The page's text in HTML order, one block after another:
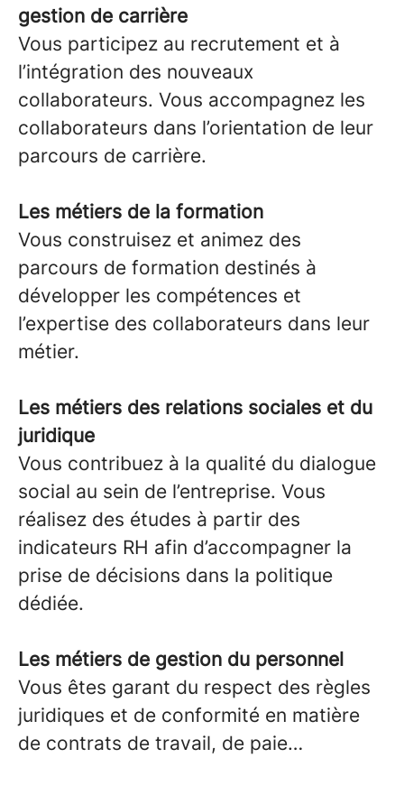
gestion de carrière
Vous participez au recrutement et à
l’intégration des nouveaux
collaborateurs. Vous accompagnez les
collaborateurs dans l’orientation de leur
parcours de carrière.
Les métiers de la formation
Vous construisez et animez des
parcours de formation destinés à
développer les compétences et
l’expertise des collaborateurs dans leur
métier.
Les métiers des relations sociales et du
juridique
Vous contribuez à la qualité du dialogue
social au sein de l’entreprise. Vous
réalisez des études à partir des
indicateurs RH afin d’accompagner la
prise de décisions dans la politique
dédiée.
Les métiers de gestion du personnel
Vous êtes garant du respect des règles
juridiques et de conformité en matière
de contrats de travail, de paie…